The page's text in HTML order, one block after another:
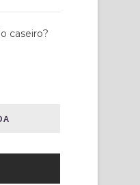
caseiro?